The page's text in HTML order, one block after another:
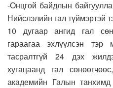
-Онцгой байдлын
Нийслэлийн гал түймэртэй
10 дугаар ангид гал
гараагаа эхлүүлсэн тэр
тасралтгүй 24 дэх
хугацаанд гал
академийн Галын